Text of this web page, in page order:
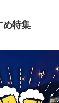
め特集